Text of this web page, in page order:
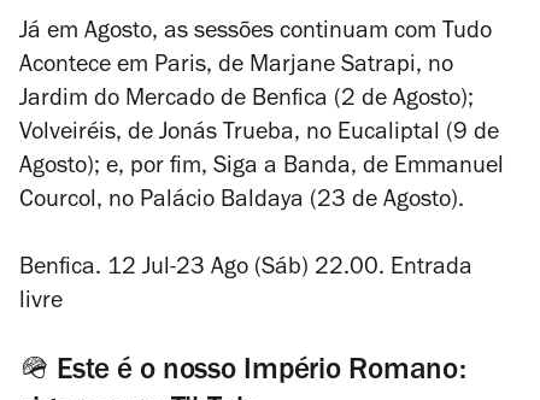
Já em Agosto, as sessões continuam com Tudo
Acontece em Paris, de Marjane Satrapi, no
Jardim do Mercado de Benfica (2 de Agosto);
Volveiréis, de Jonás Trueba, no Eucaliptal (9 de
Agosto); e, por fim, Siga a Banda, de Emmanuel
Courcol, no Palácio Baldaya (23 de Agosto).
Benfica. 12 Jul-23 Ago (Sáb) 22.00. Entrada
livre
🪖 Este é o nosso Império Romano: